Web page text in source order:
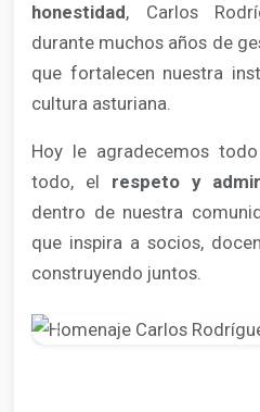
honestidad, Carlos
durante muchos años de
que fortalecen nuestra
cultura asturiana.
Hoy le agradecemos
todo, el respeto y
dentro de nuestra
que inspira a socios,
construyendo juntos.
Anterior